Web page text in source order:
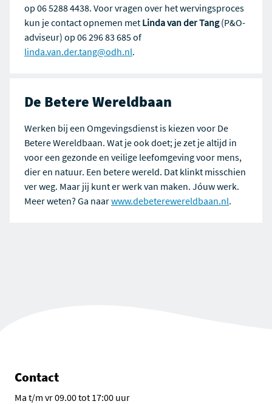
op 06 5288 4438. Voor vragen over het wervingsproces
kun je contact opnemen met Linda van der Tang(P&O-
adviseur) op 06 296 83 685 of
linda.van.der.tang@odh.nl.
De Betere Wereldbaan
Werken bij een Omgevingsdienst is kiezen voor De
Betere Wereldbaan. Wat je ook doet; je zet je altijd in
voor een gezonde en veilige leefomgeving voor mens,
dier en natuur. Een betere wereld. Dat klinkt misschien
ver weg. Maar jij kunt er werk van maken. Jóuw werk.
Meer weten? Ga naarwww.debeterewereldbaan.nl.
Contact
Ma t/m vr 09.00 tot 17:00 uur